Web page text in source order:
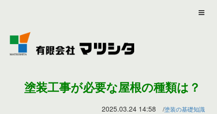
塗装工事が必要な屋根の種類は？
2025.03.24 14:58 塗装の基礎知識